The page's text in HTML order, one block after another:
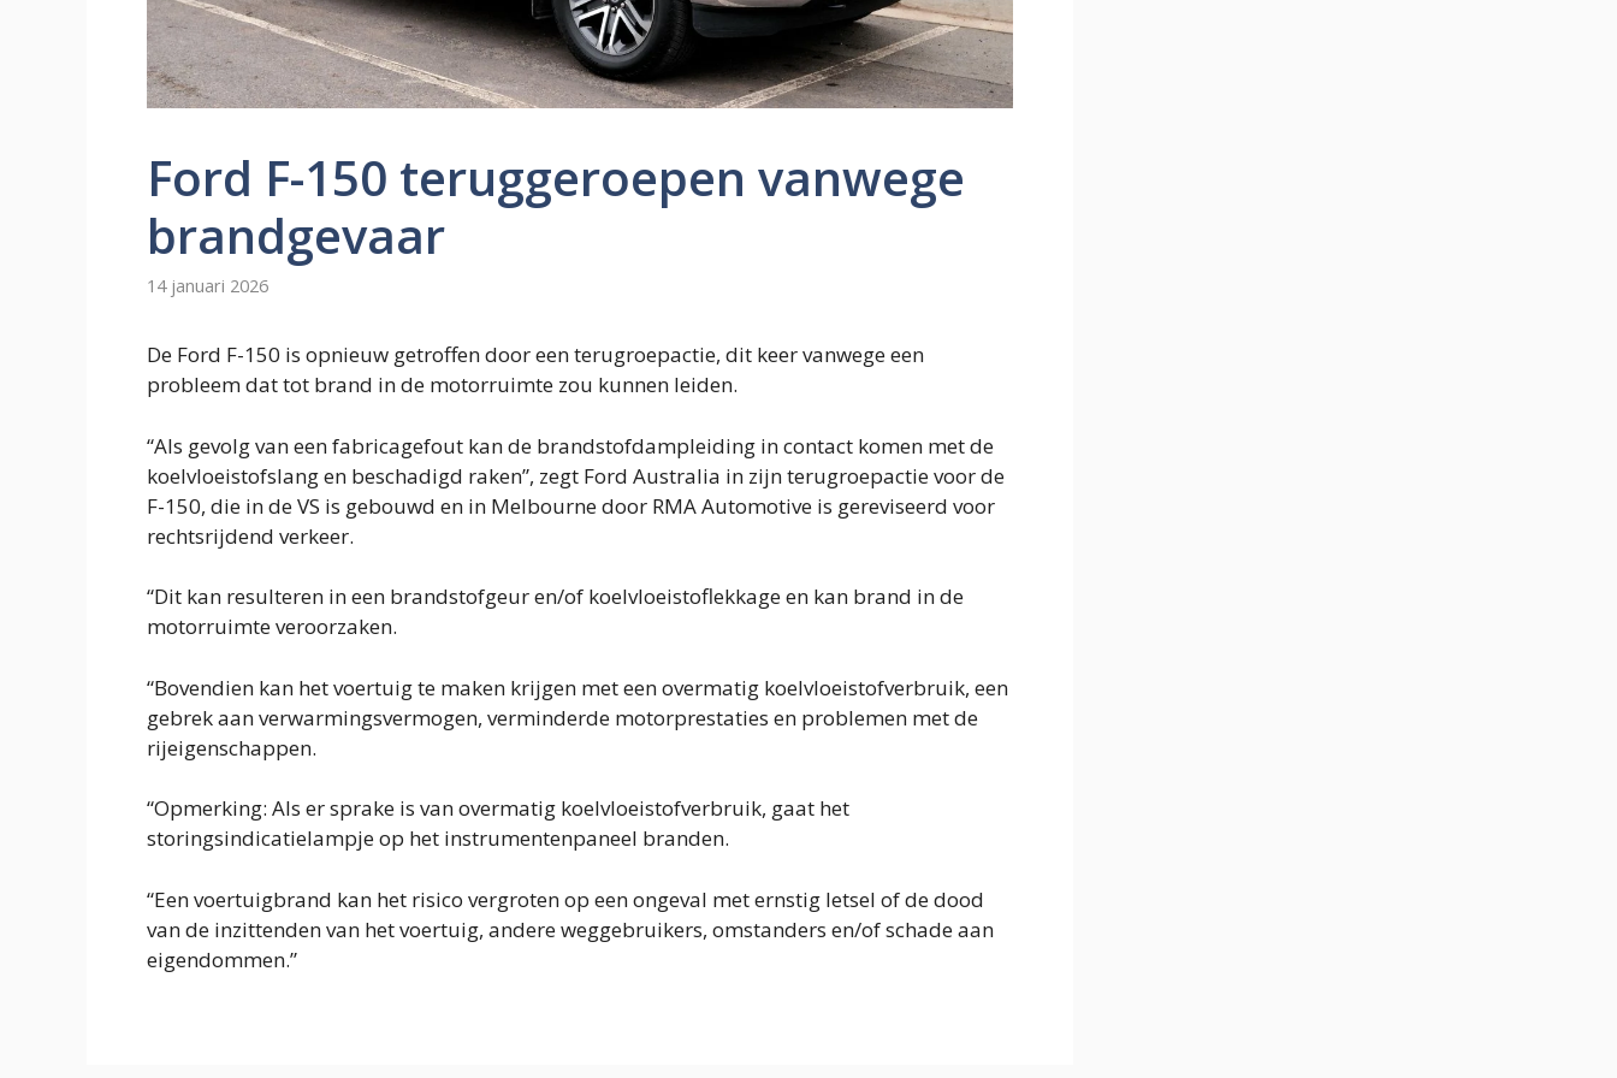
Ford F-150 teruggeroepen vanwege
brandgevaar
14 januari 2026
De Ford F-150 is opnieuw getroffen door een terugroepactie, dit keer vanwege een
probleem dat tot brand in de motorruimte zou kunnen leiden.
“Als gevolg van een fabricagefout kan de brandstofdampleiding in contact komen met de
koelvloeistofslang en beschadigd raken”, zegt Ford Australia in zijn terugroepactie voor de
F-150, die in de VS is gebouwd en in Melbourne door RMA Automotive is gereviseerd voor
rechtsrijdend verkeer.
“Dit kan resulteren in een brandstofgeur en/of koelvloeistoflekkage en kan brand in de
motorruimte veroorzaken.
“Bovendien kan het voertuig te maken krijgen met een overmatig koelvloeistofverbruik, een
gebrek aan verwarmingsvermogen, verminderde motorprestaties en problemen met de
rijeigenschappen.
“Opmerking: Als er sprake is van overmatig koelvloeistofverbruik, gaat het
storingsindicatielampje op het instrumentenpaneel branden.
“Een voertuigbrand kan het risico vergroten op een ongeval met ernstig letsel of de dood
van de inzittenden van het voertuig, andere weggebruikers, omstanders en/of schade aan
eigendommen.”